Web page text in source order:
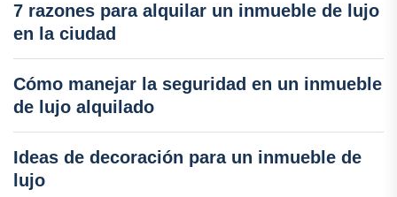
7 razones para alquilar un inmueble de lujo
en la ciudad
Cómo manejar la seguridad en un inmueble
de lujo alquilado
Ideas de decoración para un inmueble de
lujo